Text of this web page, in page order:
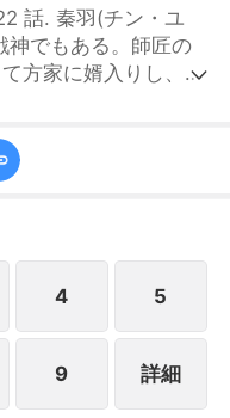
話. 秦羽(チン・ユ
神でもある。師匠の
方家に婿入りし、警
、方家親子揃って
ら散々屈辱を受けた
ちがひれ伏す中、彼
復讐を始めた。その
夜の過ちによって、
ことで家族に見捨
しい生活を送ってい
装結婚という形で夏
4 5
9 詳細